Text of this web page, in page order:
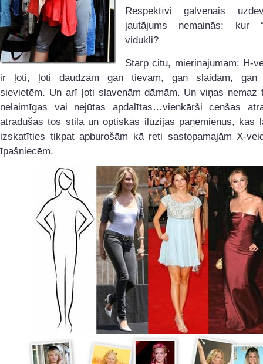
Respektīvi galvenais
jautājums nemainās: kur
vidukli?
Starp citu, mierinājumam: H-
ir ļoti, ļoti daudzām gan tievām, gan slaidām, gan
sievietēm. Un arī ļoti slavenām dāmām. Un viņas nemaz
nelaimīgas vai nejūtas apdalītas…vienkārši cenšas
atradušas tos stila un optiskās ilūzijas paņēmienus, kas
izskatīties tikpat apburošām kā reti sastopamajām X-
īpašniecēm.